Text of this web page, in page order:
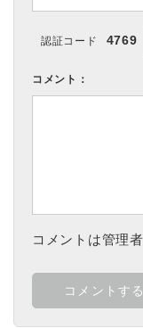
認証コード 4769
コメント：
コメントは管理